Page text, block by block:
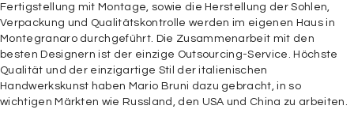
Fertigstellung mit Montage, sowie die Herstellung der Sohlen,
Verpackung und Qualitätskontrolle werden im eigenen Haus in
Montegranaro durchgeführt. Die Zusammenarbeit mit den
besten Designern ist der einzige Outsourcing-Service. Höchste
Qualität und der einzigartige Stil der italienischen
Handwerkskunst haben Mario Bruni dazu gebracht, in so
wichtigen Märkten wie Russland, den USA und China zu arbeiten.